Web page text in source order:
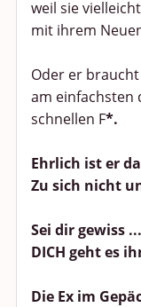
weil sie
mit ihrem
Oder er braucht
am einfachsten
schnellen F*.
Ehrlich ist er
Zu sich nicht
Sei dir gewiss
DICH geht es
Die Ex im